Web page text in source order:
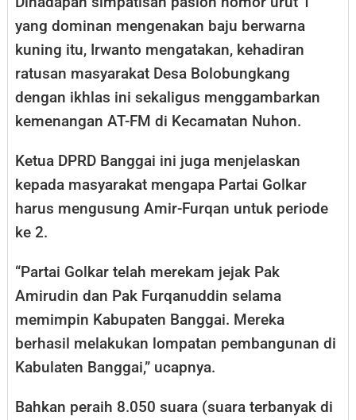
yang dominan mengenakan baju berwarna
kuning itu, Irwanto mengatakan, kehadiran
ratusan masyarakat Desa Bolobungkang
dengan ikhlas ini sekaligus menggambarkan
kemenangan AT-FM di Kecamatan Nuhon.
Ketua DPRD Banggai ini juga menjelaskan
kepada masyarakat mengapa Partai Golkar
harus mengusung Amir-Furqan untuk periode
ke 2.
“Partai Golkar telah merekam jejak Pak
Amirudin dan Pak Furqanuddin selama
memimpin Kabupaten Banggai. Mereka
berhasil melakukan lompatan pembangunan di
Kabulaten Banggai,” ucapnya.
Bahkan peraih 8.050 suara (suara terbanyak di